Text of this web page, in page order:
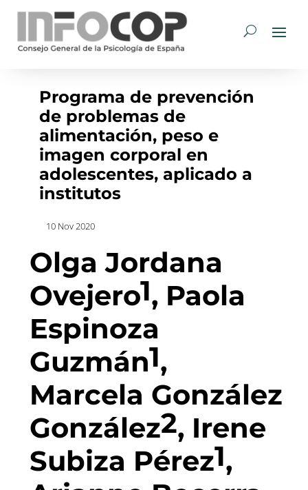
Programa de prevención
de problemas de
alimentación, peso e
imagen corporal en
adolescentes, aplicado a
institutos
10 Nov 2020
Olga Jordana
Ovejero1, Paola
Espinoza
Guzmán1,
Marcela González
González2, Irene
Subiza Pérez1,